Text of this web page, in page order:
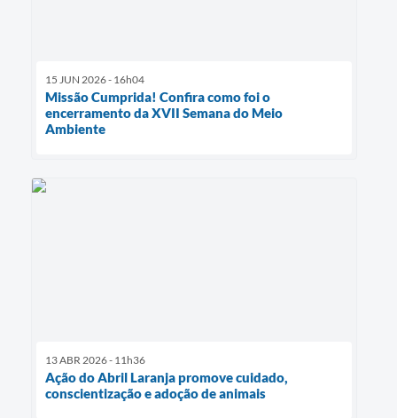
15 JUN 2026 - 16h04
Missão Cumprida! Confira como foi o
encerramento da XVII Semana do Meio
Ambiente
13 ABR 2026 - 11h36
Ação do Abril Laranja promove cuidado,
conscientização e adoção de animais